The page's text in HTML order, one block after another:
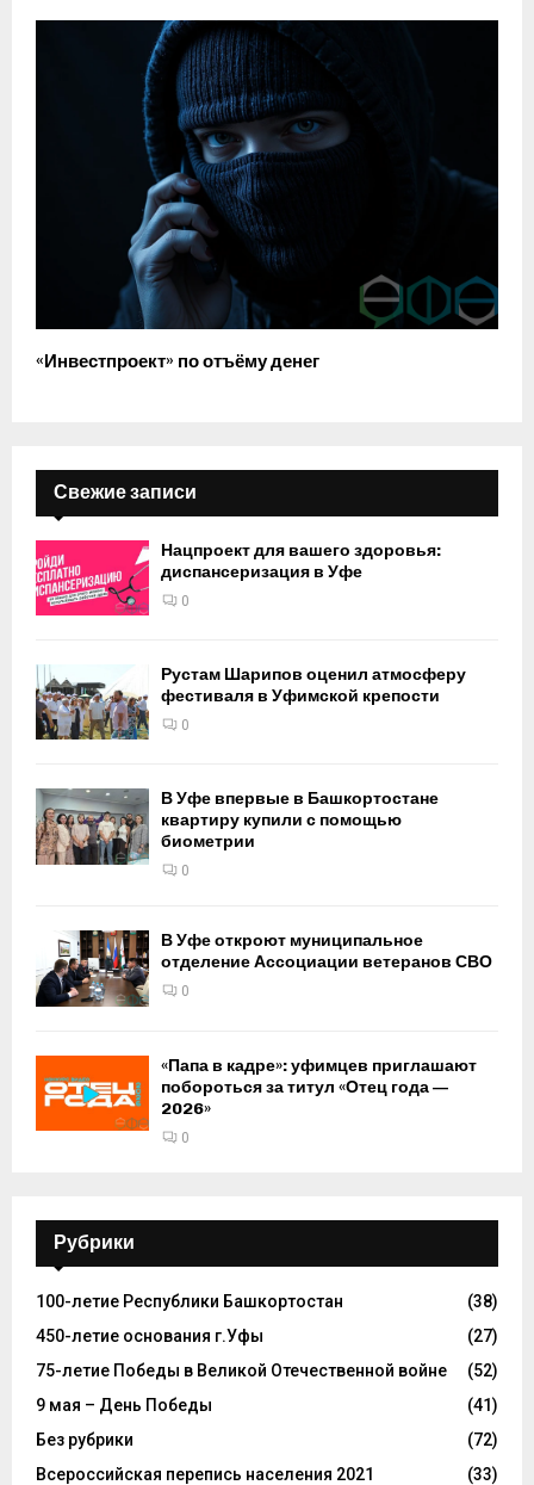
«Инвестпроект» по отъёму денег
Свежие записи
Нацпроект для вашего здоровья:
диспансеризация в Уфе
0
Рустам Шарипов оценил атмосферу
фестиваля в Уфимской крепости
0
В Уфе впервые в Башкортостане
квартиру купили с помощью
биометрии
0
В Уфе откроют муниципальное
отделение Ассоциации ветеранов СВО
0
«Папа в кадре»: уфимцев приглашают
побороться за титул «Отец года —
2026»
0
Рубрики
100-летие Республики Башкортостан
(38)
450-летие основания г.Уфы
(27)
75-летие Победы в Великой Отечественной войне
(52)
9 мая – День Победы
(41)
Без рубрики
(72)
Всероссийская перепись населения 2021
(33)